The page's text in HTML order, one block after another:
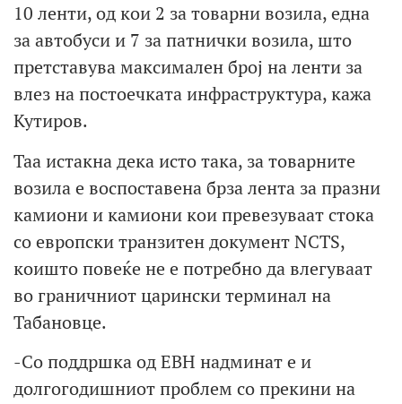
10 ленти, од кои 2 за товарни возила, една
за автобуси и 7 за патнички возила, што
претставува максимален број на ленти за
влез на постоечката инфраструктура, кажа
Кутиров.
Таа истакна дека исто така, за товарните
возила е воспоставена брза лента за празни
камиони и камиони кои превезуваат стока
со европски транзитен документ NCTS,
коишто повеќе не е потребно да влегуваат
во граничниот царински терминал на
Табановце.
-Со поддршка од ЕВН надминат е и
долгогодишниот проблем со прекини на